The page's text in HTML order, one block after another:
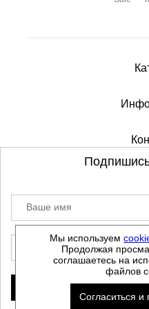
©2012-2026 -
Данный сайт не
не является
Политика
Мы используем
Продолжая
соглашаетесь на
файлов
Согласиться и
Ваше имя